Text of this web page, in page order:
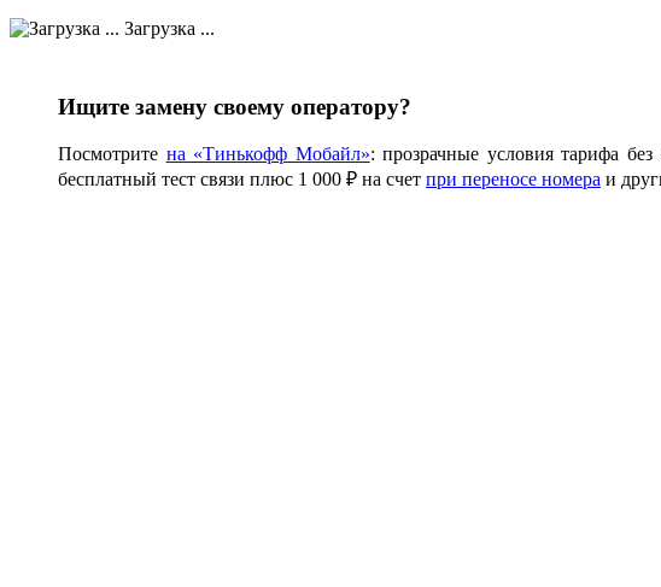
Загрузка ...
Ищите замену своему оператору?
Посмотрите на «Тинькофф Мобайл»: прозрачные условия тарифа
бесплатный тест связи плюс 1 000 ₽ на счет при переносе номера и